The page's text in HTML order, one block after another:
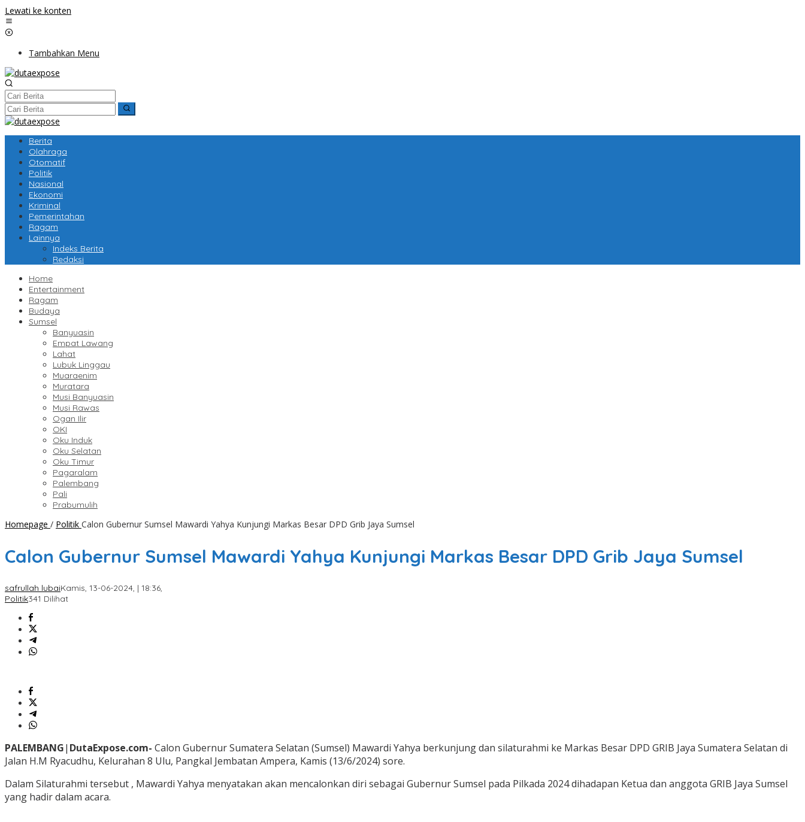
Lewati ke konten
Tambahkan Menu
Berita
Olahraga
Otomatif
Politik
Nasional
Ekonomi
Kriminal
Pemerintahan
Ragam
Lainnya
Indeks Berita
Redaksi
Home
Entertainment
Ragam
Budaya
Sumsel
Banyuasin
Empat Lawang
Lahat
Lubuk Linggau
Muaraenim
Muratara
Musi Banyuasin
Musi Rawas
Ogan Ilir
OKI
Oku Induk
Oku Selatan
Oku Timur
Pagaralam
Palembang
Pali
Prabumulih
Homepage / Politik Calon Gubernur Sumsel Mawardi Yahya Kunjungi Markas Besar DPD Grib Jaya Sumsel
Calon Gubernur Sumsel Mawardi Yahya Kunjungi Markas Besar DPD Grib Jaya Sumsel
safrullah lubaiKamis, 13-06-2024, | 18:36,
Politik341 Dilihat
PALEMBANG| DutaExpose.com- Calon Gubernur Sumatera Selatan (Sumsel) Mawardi Yahya berkunjung dan silaturahmi ke Markas Besar DPD GRIB Jaya Sumatera Selatan di
Jalan H.M Ryacudhu, Kelurahan 8 Ulu, Pangkal Jembatan Ampera, Kamis (13/6/2024) sore.
Dalam Silaturahmi tersebut , Mawardi Yahya menyatakan akan mencalonkan diri sebagai Gubernur Sumsel pada Pilkada 2024 dihadapan Ketua dan anggota GRIB Jaya Sumsel
yang hadir dalam acara.